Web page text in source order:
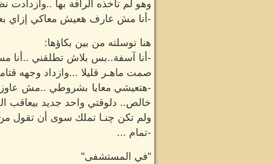
وهو لم تأخذه الرأفة بها
-أنا مش عارف هعيش معاكي إزاي
هنا توسلته من بين بكاؤها:
-أنا آسفة..بس بلاش تطلقني ..أنا
صمت ماهـر قليلا ...وازداد وجهه
-هتعيشي معايا بشروطي ..مش عاوز
خالص.. دلوقتي واحد جديد بيعاقب
ولم تكن چنـا تملك سوى أن تقول
-تمام ...
"في المستشفى"